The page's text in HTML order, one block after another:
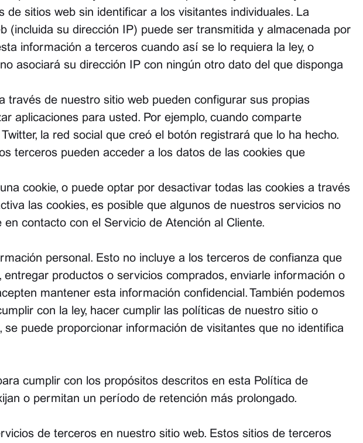
sitios web sin identificar a los visitantes individuales. La
(incluida su dirección IP) puede ser transmitida y almacenada por
información a terceros cuando así se lo requiera la ley, o
asociará su dirección IP con ningún otro dato del que disponga
través de nuestro sitio web pueden configurar sus propias
aplicaciones para usted. Por ejemplo, cuando comparte
la red social que creó el botón registrará que lo ha hecho.
terceros pueden acceder a los datos de las cookies que
cookie, o puede optar por desactivar todas las cookies a través
las cookies, es posible que algunos de nuestros servicios no
contacto con el Servicio de Atención al Cliente.
personal. Esto no incluye a los terceros de confianza que
productos o servicios comprados, enviarle información o
mantener esta información confidencial. También podemos
con la ley, hacer cumplir las políticas de nuestro sitio o
puede proporcionar información de visitantes que no identifica
cumplir con los propósitos descritos en esta Política de
o permitan un período de retención más prolongado.
de terceros en nuestro sitio web. Estos sitios de terceros